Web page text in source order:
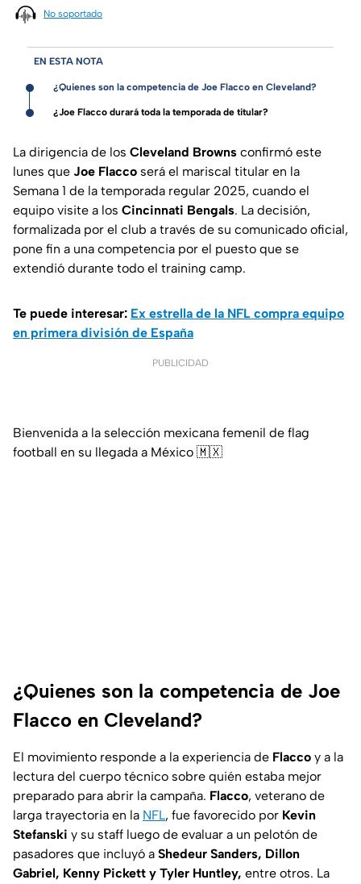
No soportado
EN ESTA NOTA
¿Quienes son la competencia de Joe Flacco en Cleveland?
¿Joe Flacco durará toda la temporada de titular?
La dirigencia de los Cleveland Browns confirmó este
lunes que Joe Flacco será el mariscal titular en la
Semana 1 de la temporada regular 2025, cuando el
equipo visite a los Cincinnati Bengals. La decisión,
formalizada por el club a través de su comunicado oficial,
pone fin a una competencia por el puesto que se
extendió durante todo el training camp.
Te puede interesar: Ex estrella de la NFL compra equipo
en primera división de España
PUBLICIDAD
Bienvenida a la selección mexicana femenil de flag
football en su llegada a México 🇲🇽
¿Quienes son la competencia de Joe
Flacco en Cleveland?
El movimiento responde a la experiencia de Flacco y a la
lectura del cuerpo técnico sobre quién estaba mejor
preparado para abrir la campaña. Flacco, veterano de
larga trayectoria en la NFL, fue favorecido por Kevin
Stefanski y su staff luego de evaluar a un pelotón de
pasadores que incluyó a Shedeur Sanders, Dillon
Gabriel, Kenny Pickett y Tyler Huntley, entre otros. La